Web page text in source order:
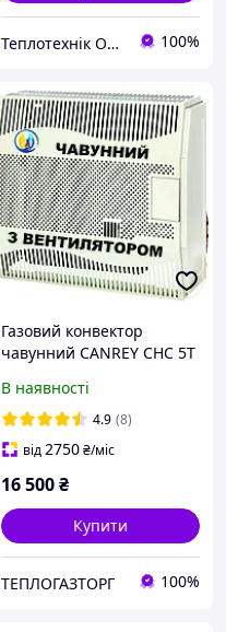
Теплотехнік Одеса 100%
Газовий конвектор
чавунний CANREY CHC 5T
вентилятором
В наявності
4.9 (8)
від2750₴/міс
16 500₴
Купити
ТЕПЛОГАЗТОРГ 100%